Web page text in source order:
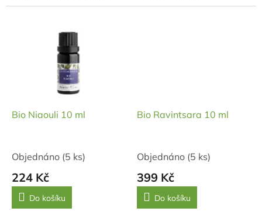
Bio Niaouli 10 ml
Objednáno (5 ks)
224 Kč
Do košíku
Bio Ravintsara 10 ml
Objednáno (5 ks)
399 Kč
Do košíku